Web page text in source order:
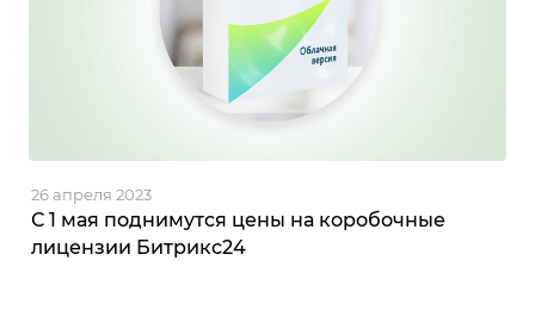
С 1 мая поднимутся цены на коробочные
лицензии Битрикс24
26 апреля 2023